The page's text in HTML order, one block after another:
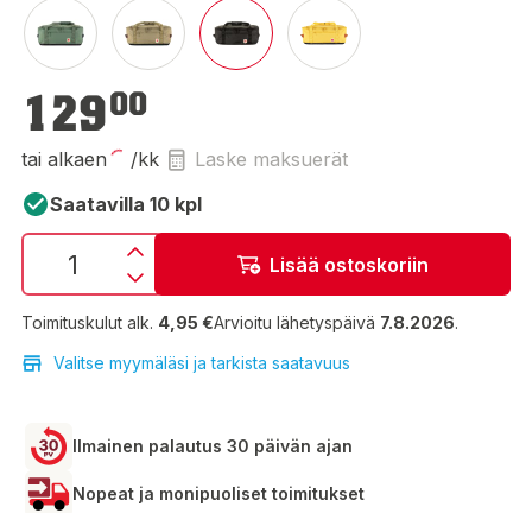
129,00 €
12900
tai alkaen /kk
Laske maksuerät
Saatavilla 10 kpl
Lisää ostoskoriin
Toimituskulut alk. 4,95 €Arvioitu lähetyspäivä 7.8.2026.
Valitse myymäläsi ja tarkista saatavuus
Ilmainen palautus 30 päivän ajan
Nopeat ja monipuoliset toimitukset